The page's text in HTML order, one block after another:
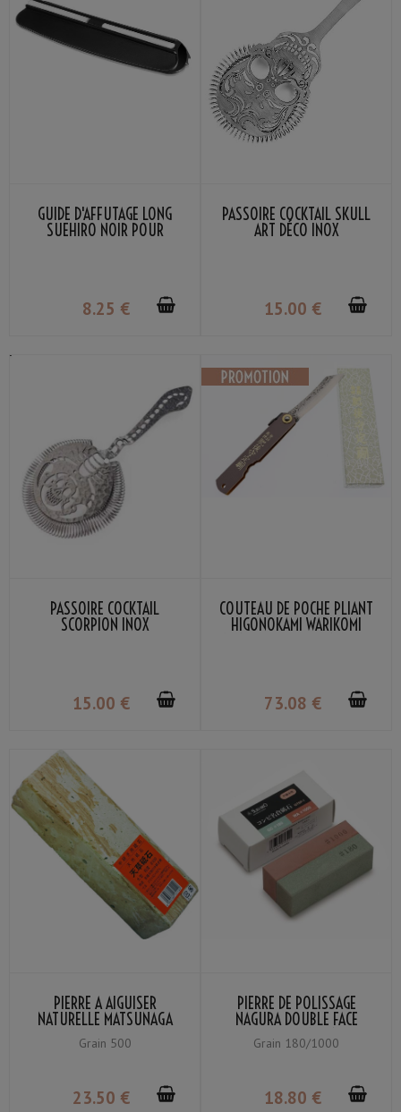
GUIDE D'AFFÛTAGE LONG
SUEHIRO NOIR POUR
8.25 €
PASSOIRE COCKTAIL SKULL
ART DÉCO INOX
15.00 €
PASSOIRE COCKTAIL
SCORPION INOX
15.00 €
COUTEAU DE POCHE PLIANT
HIGONOKAMI WARIKOMI
73.08 €
PIERRE À AIGUISER
NATURELLE MATSUNAGA
AMAKUSA LARGE GRAIN
#500
Grain 500
23.50 €
PIERRE DE POLISSAGE
NAGURA DOUBLE FACE
SUEHIRO GRAIN #180 /
#1000
Grain 180/1000
18.80 €